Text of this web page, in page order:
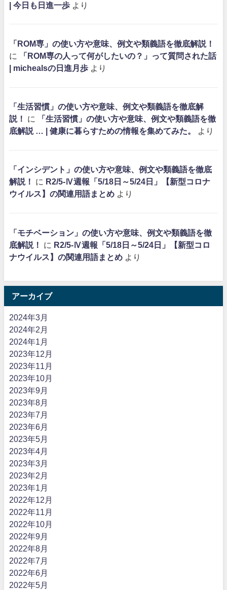
| 今日も日進一歩 より
「ROM専」の使い方や意味、例文や類義語を徹底解説！
に
「ROM専の人って何がしたいの？」って質問された話
| michealsの日進月歩 より
「生活習慣」の使い方や意味、例文や類義語を徹底解
説！
に
「生活習慣」の使い方や意味、例文や類義語を徹
底解説 … | 健康に暮らすための情報を集めてみた。
より
「インシデント」の使い方や意味、例文や類義語を徹底
解説！
に R2/5-Ⅳ週報「5/18日～5/24日」【新型コロナ
ウイルス】の関連用語まとめ より
「モチベーション」の使い方や意味、例文や類義語を徹
底解説！
に R2/5-Ⅳ週報「5/18日～5/24日」【新型コロ
ナウイルス】の関連用語まとめ より
アーカイブ
2024年3月
2024年2月
2024年1月
2023年12月
2023年11月
2023年10月
2023年9月
2023年8月
2023年7月
2023年6月
2023年5月
2023年4月
2023年3月
2023年2月
2023年1月
2022年12月
2022年11月
2022年10月
2022年9月
2022年8月
2022年7月
2022年6月
2022年5月